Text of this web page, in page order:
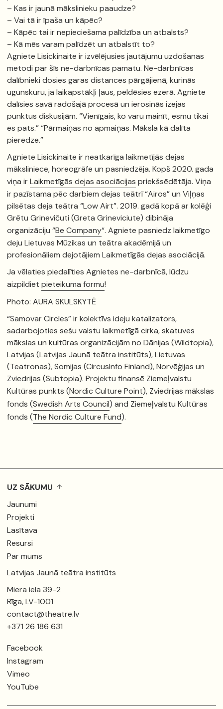
– Kas ir jaunā mākslinieku paaudze?
– Vai tā ir īpaša un kāpēc?
– Kāpēc tai ir nepieciešama palīdzība un atbalsts?
– Kā mēs varam palīdzēt un atbalstīt to?
Agniete Lisickinaite ir izvēlējusies jautājumu uzdošanas
metodi par šīs ne-darbnīcas pamatu. Ne-darbnīcas
dalībnieki dosies garas distances pārgājienā, kurinās
ugunskuru, ja laikapstākļi ļaus, peldēsies ezerā. Agniete
dalīsies savā radošajā procesā un ierosinās izejas
punktus diskusijām. “Vienīgais, ko varu mainīt, esmu tikai
es pats.” “Pārmaiņas no apmaiņas. Māksla kā dalīta
pieredze.”
Agniete Lisickinaite ir neatkarīga laikmetījās dejas
māksliniece, horeogrāfe un pasniedzēja. Kopš 2020. gada
viņa irLaikmetīgās dejas asociācijas priekšsēdētāja. Viņa
ir pazīstama pēc darbiem dejas teātrī “Airos” un Viļņas
pilsētas deja teātra “Low Airt”. 2019. gadā kopā ar kolēģi
Grētu Grinevičuti (Greta Grineviciute) dibināja
organizāciju “Be Company“. Agniete pasniedz laikmetīgo
deju Lietuvas Mūzikas un teātra akadēmijā un
profesionāliem dejotājiem Laikmetīgās dejas asociācijā.
Ja vēlaties piedalīties Agnietes ne-darbnīcā, lūdzu
aizpildiet pieteikuma formu!
Photo: AURA SKULSKYTĖ
“Samovar Circles” ir kolektīvs ideju katalizators,
sadarbojoties sešu valstu laikmetīgā cirka, skatuves
mākslas un kultūras organizācijām no Dānijas (Wildtopia),
Latvijas (Latvijas Jaunā teātra institūts), Lietuvas
(Teatronas), Somijas (CircusInfo Finland), Norvēģijas un
Zviedrijas (Subtopia). Projektu finansē Ziemeļvalstu
Kultūras punkts (Nordic Culture Point), Zviedrijas mākslas
fonds (Swedish Arts Council) and Ziemeļvalstu Kultūras
fonds (The Nordic Culture Fund).
UZ SĀKUMU
Jaunumi
Projekti
Lasītava
Resursi
Par mums
Latvijas Jaunā teātra institūts
Miera iela 39-2
Rīga, LV-1001
contact@theatre.lv
+371 26 186 631
Facebook
Instagram
Vimeo
YouTube